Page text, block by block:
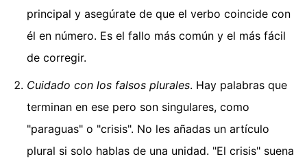
principal y asegúrate de que el verbo coincide con
él en número. Es el fallo más común y el más fácil
de corregir.
Cuidado con los falsos plurales. Hay palabras que
terminan en ese pero son singulares, como
"paraguas" o "crisis". No les añadas un artículo
plural si solo hablas de una unidad. "El crisis" suena